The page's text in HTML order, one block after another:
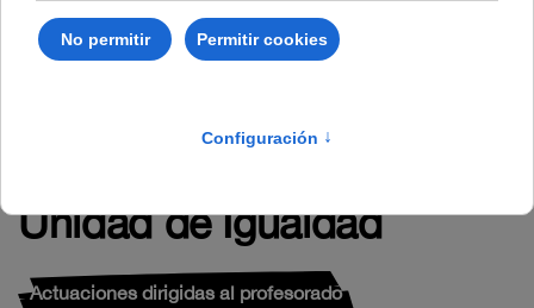
Home Igualdad formacion
Actividades formativas
Unidad de Igualdad
Actuaciones dirigidas al profesorado